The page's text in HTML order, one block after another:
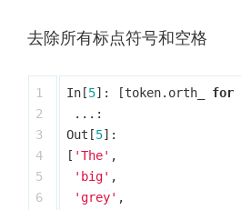
去除所有标点符号和空格
1
2
3
4
5
6
In [5]: [token. orth_ for
...:
Out [5]:
[ 'The' ,
'big' ,
'grey' ,